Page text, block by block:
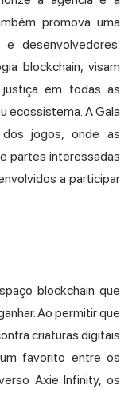
promova uma
desenvolvedores.
blockchain, visam
justiça em todas as
ecossistema. A Gala
jogos, onde as
partes interessadas
a participar
blockchain que
Ao permitir que
criaturas digitais
favorito entre os
Axie Infinity, os